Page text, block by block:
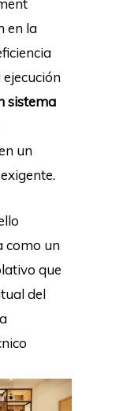
en la
sistema
un
como un
que
del